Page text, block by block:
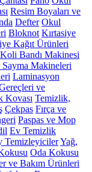
Resim Boyaları ve
Defter Okul
Bloknot Kırtasiye
Kağıt Ürünleri
Koli Bandı Makinesi
Sayma Makineleri
Laminasyon
ve
Kovası Temizlik,
Çekpas Fırça ve
Paspas ve Mop
Ev Temizlik
TemizleyicilerYağ,
Oda Kokusu
ve Bakım Ürünleri